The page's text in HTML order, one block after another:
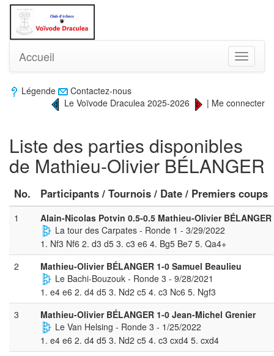
Toggle
Accueil
Légende
Contactez-nous
Le Voïvode Draculea 2025-2026
| Me connecter
Liste des parties disponibles
de Mathieu-Olivier BÉLANGER
No. Participants / Tournois / Date / Premiers coups
1
Alain-Nicolas Potvin 0.5-0.5 Mathieu-Olivier BÉLANGER
La tour des Carpates - Ronde 1 - 3/29/2022
1. Nf3 Nf6 2. d3 d5 3. c3 e6 4. Bg5 Be7 5. Qa4+
2
Mathieu-Olivier BÉLANGER 1-0 Samuel Beaulieu
Le Bachi-Bouzouk - Ronde 3 - 9/28/2021
1. e4 e6 2. d4 d5 3. Nd2 c5 4. c3 Nc6 5. Ngf3
3
Mathieu-Olivier BÉLANGER 1-0 Jean-Michel Grenier
Le Van Helsing - Ronde 3 - 1/25/2022
1. e4 e6 2. d4 d5 3. Nd2 c5 4. c3 cxd4 5. cxd4